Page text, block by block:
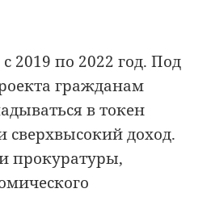
2019 по 2022 год. Под
гражданам
в токен
сверхвысокий доход.
прокуратуры,